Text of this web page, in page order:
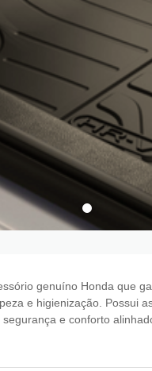
genuíno Honda que
e higienização. Possui
e conforto